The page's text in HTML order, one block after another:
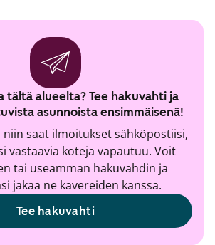
tältä alueelta? Tee hakuvahti ja
asunnoista ensimmäisenä!
niin saat ilmoitukset sähköpostiisi,
vastaavia koteja vapautuu. Voit
tai useamman hakuvahdin ja
jakaa ne kavereiden kanssa.
Tee hakuvahti